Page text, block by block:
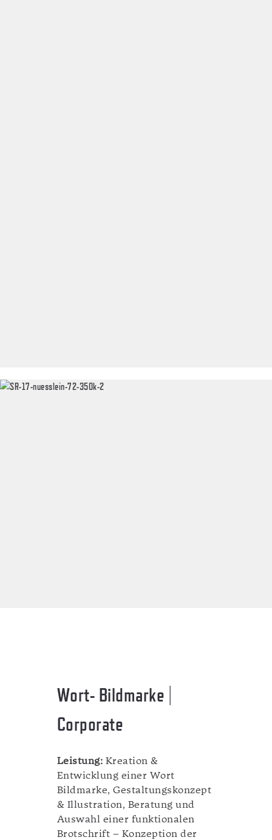
Wort- Bildmarke |
Corporate
Leistung: Kreation &
Entwicklung einer Wort
Bildmarke, Gestaltungskonzept
& Illustration, Beratung und
Auswahl einer funktionalen
Brotschrift – Konzeption der